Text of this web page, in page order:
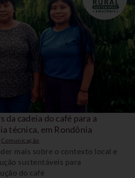
da cadeia do café para a
técnica, em Rondônia
Comunicação
mais sobre o contexto local e
sustentáveis para
do café